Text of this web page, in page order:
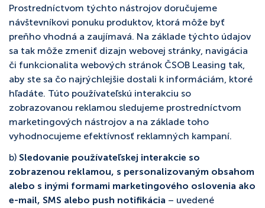
Prostredníctvom týchto nástrojov doručujeme
návštevníkovi ponuku produktov, ktorá môže byť
preňho vhodná a zaujímavá. Na základe týchto údajov
sa tak môže zmeniť dizajn webovej stránky, navigácia
či funkcionalita webových stránok ČSOB Leasing tak,
aby ste sa čo najrýchlejšie dostali k informáciám, ktoré
hľadáte. Túto používateľskú interakciu so
zobrazovanou reklamou sledujeme prostredníctvom
marketingových nástrojov a na základe toho
vyhodnocujeme efektívnosť reklamných kampaní.
b) Sledovanie používateľskej interakcie so
zobrazenou reklamou, s personalizovaným obsahom
alebo s inými formami marketingového oslovenia ako
e-mail, SMS alebo push notifikácia – uvedené